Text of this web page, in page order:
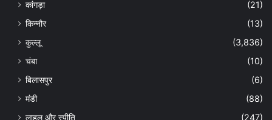
कांगड़ा
(21)
किन्नौर
(13)
कुल्लू
(3,836)
चंबा
(10)
बिलासपुर
(6)
मंडी
(88)
लाहुल और स्पीति
(247)